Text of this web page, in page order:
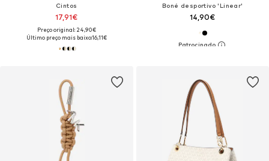
Cintos
17,91€
Preço original: 24,90€
Último preço mais baixo:16,11€
Boné desportivo 'Linear'
14,90€